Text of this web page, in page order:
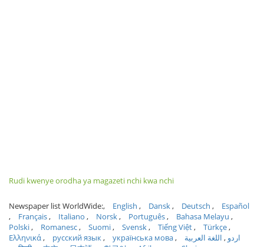
Rudi kwenye orodha ya magazeti nchi kwa nchi
Newspaper list WorldWide: English Dansk Deutsch
Español
Français
Italiano Norsk Português
Bahasa Melayu
Polski
Romanesc Suomi Svensk Tiếng Việt
Türkçe
Ελληνικά
русский язык українська мова اردو
اللغة العربية